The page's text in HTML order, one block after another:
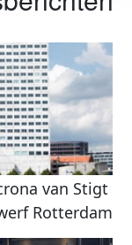
van Stigt
Rotterdam